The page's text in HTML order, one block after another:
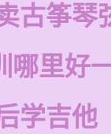
古筝琴
哪里好
学吉他